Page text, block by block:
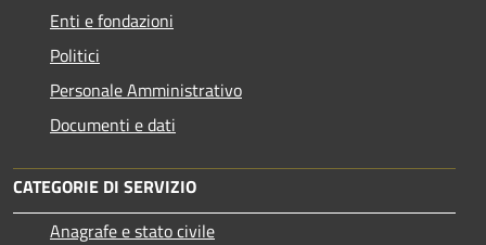
Enti e fondazioni
Politici
Personale Amministrativo
Documenti e dati
CATEGORIE DI SERVIZIO
Anagrafe e stato civile